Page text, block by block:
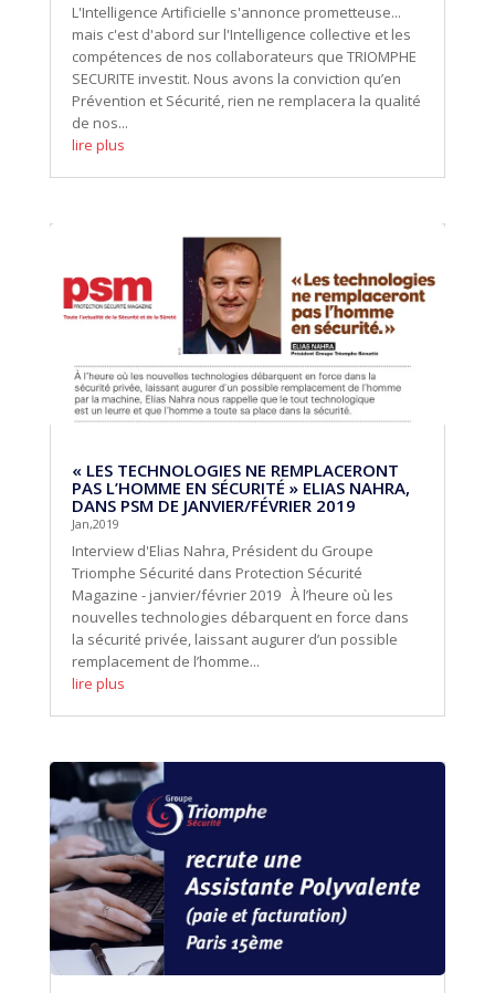
L'Intelligence Artificielle s'annonce prometteuse...
mais c'est d'abord sur l'Intelligence collective et les
compétences de nos collaborateurs que TRIOMPHE
SECURITE investit. Nous avons la conviction qu’en
Prévention et Sécurité, rien ne remplacera la qualité
de nos...
lire plus
« LES TECHNOLOGIES NE REMPLACERONT
PAS L’HOMME EN SÉCURITÉ » ELIAS NAHRA,
DANS PSM DE JANVIER/FÉVRIER 2019
Jan,2019
Interview d'Elias Nahra, Président du Groupe
Triomphe Sécurité dans Protection Sécurité
Magazine - janvier/février 2019 À l’heure où les
nouvelles technologies débarquent en force dans
la sécurité privée, laissant augurer d’un possible
remplacement de l’homme...
lire plus